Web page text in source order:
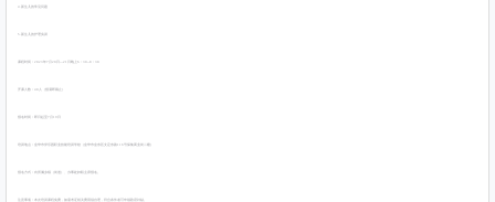
5.新生儿的护理实训
开课人数：40人（报满即截止）
培训地点：金华市伊乐园职业技能培训学校（金华市金东区文定东路116号保集商业街二楼）
报名方式：向所属乡镇（街道）、办事处妇联主席报名。
注意事项：本次培训课程免费，如需考证相关费用须自理，符合条件者可申领政府补贴。